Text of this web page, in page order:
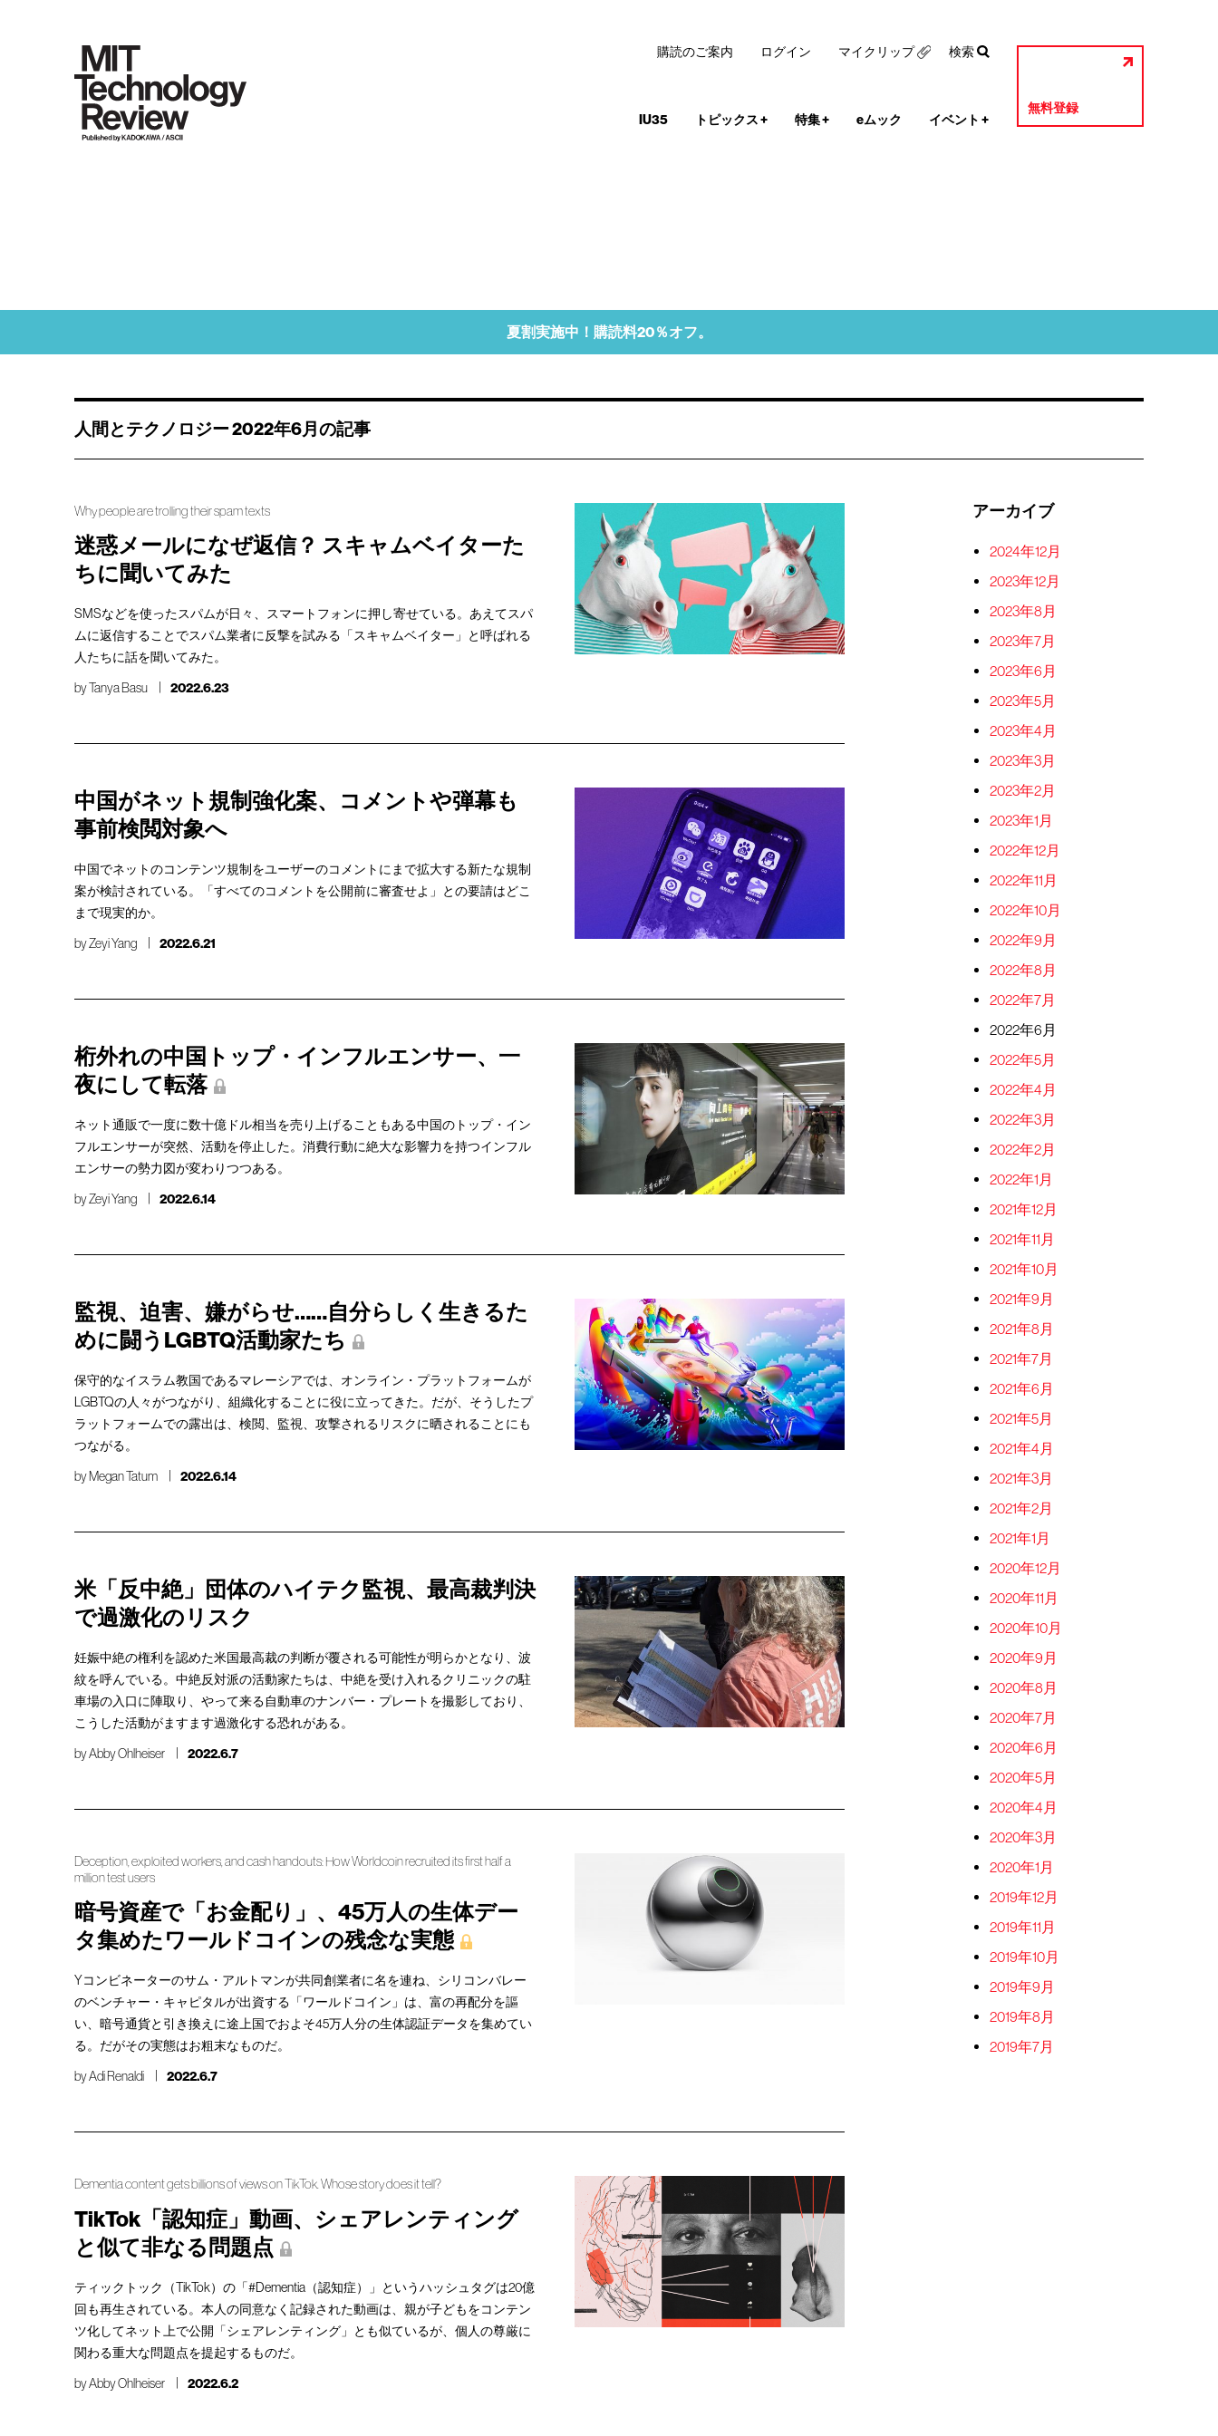
IU35 トピックス+ 特集+ eムック イベント +
無料登録
購読のご案内 ログイン マイクリップ 検索
夏割実施中！購読料20％オフ。
人間とテクノロジー 2022年6月の記事
Why people are trolling their spam texts
迷惑メールになぜ返信？ スキャムベイターた
ちに聞いてみた
SMSなどを使ったスパムが日々、スマートフォンに押し寄せている。あえてスパ
ムに返信することでスパム業者に反撃を試みる「スキャムベイター」と呼ばれる
人たちに話を聞いてみた。
byTanya Basu 2022.6.23
中国がネット規制強化案、コメントや弾幕も
事前検閲対象へ
中国でネットのコンテンツ規制をユーザーのコメントにまで拡大する新たな規制
案が検討されている。「すべてのコメントを公開前に審査せよ」との要請はどこ
まで現実的か。
byZeyi Yang 2022.6.21
桁外れの中国トップ・インフルエンサー、一
夜にして転落
ネット通販で一度に数十億ドル相当を売り上げることもある中国のトップ・イン
フルエンサーが突然、活動を停止した。消費行動に絶大な影響力を持つインフル
エンサーの勢力図が変わりつつある。
byZeyi Yang 2022.6.14
監視、迫害、嫌がらせ……自分らしく生きるた
めに闘うLGBTQ活動家たち
保守的なイスラム教国であるマレーシアでは、オンライン・プラットフォームが
LGBTQの人々がつながり、組織化することに役に立ってきた。だが、そうしたプ
ラットフォームでの露出は、検閲、監視、攻撃されるリスクに晒されることにも
つながる。
byMegan Tatum 2022.6.14
米「反中絶」団体のハイテク監視、最高裁判決
で過激化のリスク
妊娠中絶の権利を認めた米国最高裁の判断が覆される可能性が明らかとなり、波
紋を呼んでいる。中絶反対派の活動家たちは、中絶を受け入れるクリニックの駐
車場の入口に陣取り、やって来る自動車のナンバー・プレートを撮影しており、
こうした活動がますます過激化する恐れがある。
byAbby Ohlheiser 2022.6.7
Deception, exploited workers, and cash handouts: How Worldcoin recruited its first half a
million test users
暗号資産で「お金配り」、45万人の生体デー
タ集めたワールドコインの残念な実態
Yコンビネーターのサム・アルトマンが共同創業者に名を連ね、シリコンバレー
のベンチャー・キャピタルが出資する「ワールドコイン」は、富の再配分を謳
い、暗号通貨と引き換えに途上国でおよそ45万人分の生体認証データを集めてい
る。だがその実態はお粗末なものだ。
byAdi Renaldi 2022.6.7
Dementia content gets billions of views on TikTok. Whose story does it tell?
TikTok「認知症」動画、シェアレンティング
と似て非なる問題点
ティックトック（TikTok）の「#Dementia（認知症）」というハッシュタグは20億
回も再生されている。本人の同意なく記録された動画は、親が子どもをコンテン
ツ化してネット上で公開「シェアレンティング」とも似ているが、個人の尊厳に
関わる重大な問題点を提起するものだ。
byAbby Ohlheiser 2022.6.2
アーカイブ
2024年12月
2023年12月
2023年8月
2023年7月
2023年6月
2023年5月
2023年4月
2023年3月
2023年2月
2023年1月
2022年12月
2022年11月
2022年10月
2022年9月
2022年8月
2022年7月
2022年6月
2022年5月
2022年4月
2022年3月
2022年2月
2022年1月
2021年12月
2021年11月
2021年10月
2021年9月
2021年8月
2021年7月
2021年6月
2021年5月
2021年4月
2021年3月
2021年2月
2021年1月
2020年12月
2020年11月
2020年10月
2020年9月
2020年8月
2020年7月
2020年6月
2020年5月
2020年4月
2020年3月
2020年1月
2019年12月
2019年11月
2019年10月
2019年9月
2019年8月
2019年7月